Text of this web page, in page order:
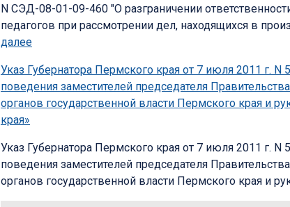
N СЭД-08-01-09-460 "О разграничении
педагогов при рассмотрении дел, находящихся в
далее
Указ Губернатора Пермского края от 7 июля 2011 г.
поведения заместителей председателя
органов государственной власти Пермского края и
края»
Указ Губернатора Пермского края от 7 июля 2011 г.
поведения заместителей председателя
органов государственной власти Пермского края и